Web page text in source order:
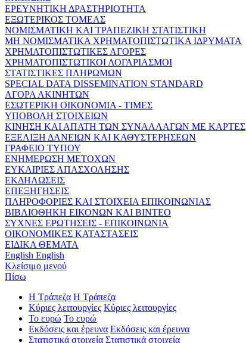
ΕΡΕΥΝΗΤΙΚΗ ΔΡΑΣΤΗΡΙΟΤΗΤΑ
ΕΞΩΤΕΡΙΚΟΣ ΤΟΜΕΑΣ
ΝΟΜΙΣΜΑΤΙΚΗ ΚΑΙ ΤΡΑΠΕΖΙΚΗ ΣΤΑΤΙΣΤΙΚΗ
ΜΗ ΝΟΜΙΣΜΑΤΙΚΑ ΧΡΗΜΑΤΟΠΙΣΤΩΤΙΚΑ ΙΔΡΥΜΑΤΑ
ΧΡΗΜΑΤΟΠΙΣΤΩΤΙΚΕΣ ΑΓΟΡΕΣ
ΧΡΗΜΑΤΟΠΙΣΤΩΤΙΚΟΙ ΛΟΓΑΡΙΑΣΜΟΙ
ΣΤΑΤΙΣΤΙΚΕΣ ΠΛΗΡΩΜΩΝ
SPECIAL DATA DISSEMINATION STANDARD
ΑΓΟΡΑ ΑΚΙΝΗΤΩΝ
ΕΣΩΤΕΡΙΚΗ ΟΙΚΟΝΟΜΙΑ - ΤΙΜΕΣ
ΥΠΟΒΟΛΗ ΣΤΟΙΧΕΙΩΝ
ΚΙΝΗΣΗ ΚΑΙ ΑΠΑΤΗ ΤΩΝ ΣΥΝΑΛΛΑΓΩΝ ΜΕ ΚΑΡΤΕΣ
ΕΞΕΛΙΞΗ ΔΑΝΕΙΩΝ ΚΑΙ ΚΑΘΥΣΤΕΡΗΣΕΩΝ
ΓΡΑΦΕΙΟ ΤΥΠΟΥ
ΕΝΗΜΕΡΩΣΗ ΜΕΤΟΧΩΝ
ΕΥΚΑΙΡΙΕΣ ΑΠΑΣΧΟΛΗΣΗΣ
ΕΚΔΗΛΩΣΕΙΣ
ΕΠΕΞΗΓΗΣΕΙΣ
ΠΛΗΡΟΦΟΡΙΕΣ ΚΑΙ ΣΤΟΙΧΕΙΑ ΕΠΙΚΟΙΝΩΝΙΑΣ
ΒΙΒΛΙΟΘΗΚΗ ΕΙΚΟΝΩΝ ΚΑΙ ΒΙΝΤΕΟ
ΣΥΧΝΕΣ ΕΡΩΤΗΣΕΙΣ - ΕΠΙΚΟΙΝΩΝΙΑ
ΟΙΚΟΝΟΜΙΚΕΣ ΚΑΤΑΣΤΑΣΕΙΣ
ΕΙΔΙΚΑ ΘΕΜΑΤΑ
English English
Κλείσιμο μενού
Πίσω
Η Τράπεζα Η Τράπεζα
Κύριες λειτουργίες Κύριες λειτουργίες
Το ευρώ Το ευρώ
Εκδόσεις και έρευνα Εκδόσεις και έρευνα
Στατιστικά στοιχεία Στατιστικά στοιχεία